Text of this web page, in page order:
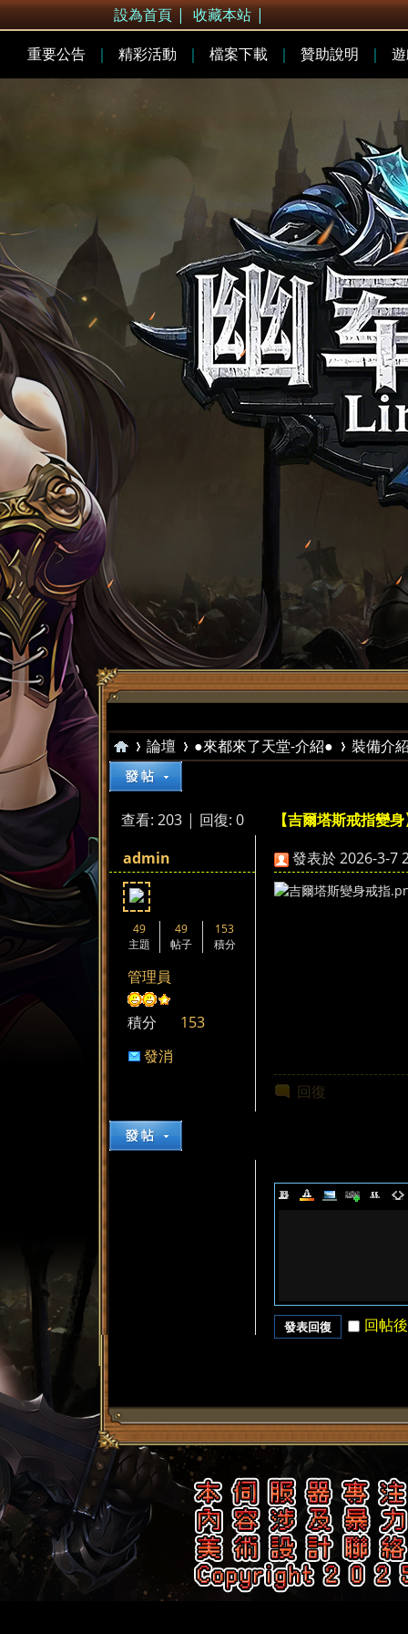
設為首頁 | 收藏本站 |
來
都
天
»
論壇
›
●來都來了天堂-介紹●
›
裝備介
查看: 203 | 回復: 0 【吉爾塔斯戒指變身
admin
49
主題
49
帖子
153
積分
管理員
積分
153
發消
發表於 2026-3-7
回復
發表回復 回帖